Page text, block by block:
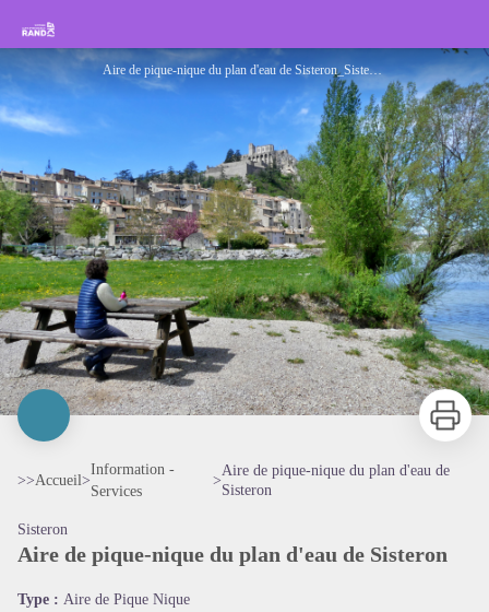
Rando Sisteron Buëch Baronnies Provençales
Aire de pique-nique du plan d'eau de Sisteron_Sisteron - Office de Tourisme Sisteron Les Alpes provençales
Imprimer
>>Accueil>
Information -
Services
>
Aire de pique-nique du plan d'eau de
Sisteron
Sisteron
Aire de pique-nique du plan d'eau de Sisteron
Type : Aire de Pique Nique